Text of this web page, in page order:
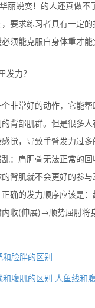
丽蜕变！的人还真做
要求练习者具有一定
须能克服自身体重才能
常好的动作，它能帮
背部肌群。但是很多
觉，导致手臂发力过
：肩胛骨无法正常的
背肌就不会更好的参
确的发力顺序应该是
收(伸展)→顺势屈肘将
和脸胖的区别
和腹肌的区别 人鱼线和